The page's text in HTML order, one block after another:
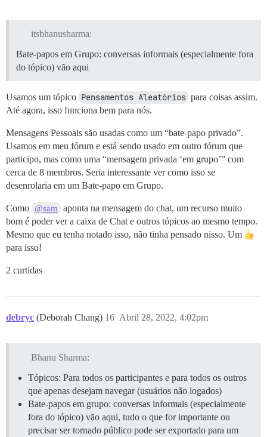
itsbhanusharma:
Bate-papos em Grupo: conversas informais (especialmente fora
do tópico) vão aqui
Usamos um tópico Pensamentos Aleatórios para coisas assim.
Até agora, isso funciona bem para nós.
Mensagens Pessoais são usadas como um “bate-papo privado”.
Usamos em meu fórum e está sendo usado em outro fórum que
participo, mas como uma “mensagem privada ‘em grupo’” com
cerca de 8 membros. Seria interessante ver como isso se
desenrolaria em um Bate-papo em Grupo.
Como @sam
aponta na mensagem do chat, um recurso muito
bom é poder ver a caixa de Chat e outros tópicos ao mesmo tempo.
Mesmo que eu tenha notado isso, não tinha pensado nisso. Um
para isso!
2 curtidas
debryc (Deborah Chang) Abril 28, 2022, 4:02pm
16
Bhanu Sharma:
Tópicos: Para todos os participantes e para todos os outros
que apenas desejam navegar (usuários não logados)
Bate-papos em grupo: conversas informais (especialmente
fora do tópico) vão aqui, tudo o que for importante ou
precisar ser tornado público pode ser exportado para um